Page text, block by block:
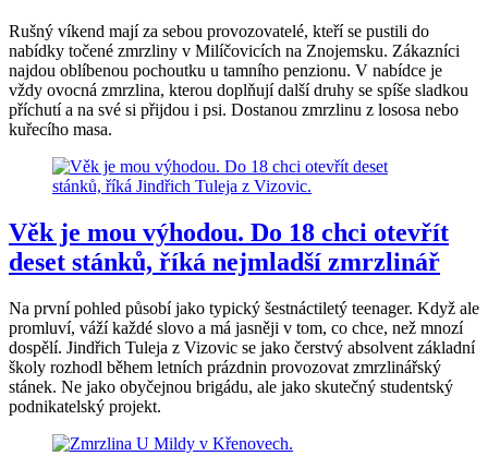
Rušný víkend mají za sebou provozovatelé, kteří se pustili do
nabídky točené zmrzliny v Milíčovicích na Znojemsku. Zákazníci
najdou oblíbenou pochoutku u tamního penzionu. V nabídce je
vždy ovocná zmrzlina, kterou doplňují další druhy se spíše sladkou
příchutí a na své si přijdou i psi. Dostanou zmrzlinu z lososa nebo
kuřecího masa.
Věk je mou výhodou. Do 18 chci otevřít
deset stánků, říká nejmladší zmrzlinář
Na první pohled působí jako typický šestnáctiletý teenager. Když ale
promluví, váží každé slovo a má jasněji v tom, co chce, než mnozí
dospělí. Jindřich Tuleja z Vizovic se jako čerstvý absolvent základní
školy rozhodl během letních prázdnin provozovat zmrzlinářský
stánek. Ne jako obyčejnou brigádu, ale jako skutečný studentský
podnikatelský projekt.